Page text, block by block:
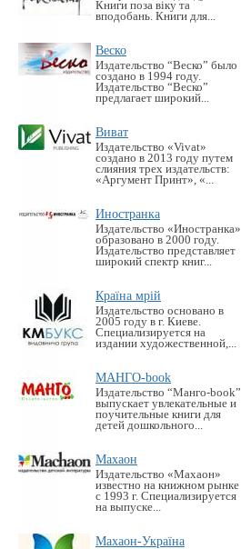
Книги поза віку та
вподобань. Книги для...
Веско
Издательство “Веско” было
создано в 1994 году.
Издательство “Веско”
предлагает широкий...
Виват
Издательство «Vivat»
создано в 2013 году путем
слияния трех издательств:
«Аргумент Принт», «...
Иностранка
Издательство «Иностранка»
образовано в 2000 году.
Издательство представляет
широкий спектр книг...
Країна мрій
Издательство основано в
2005 году в г. Киеве.
Специализируется на
издании художественной,...
МАНГО-book
Издательство “Манго-book”
выпускает увлекательные и
поучительные книги для
детей дошкольного...
Махаон
Издательство «Махаон»
известно на книжном рынке
с 1993 г. Специализируется
на выпуске...
Махаон-Україна